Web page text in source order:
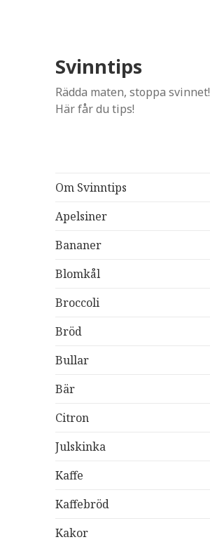
Svinntips
Rädda maten, stoppa svinnet!
Här får du tips!
Om Svinntips
Apelsiner
Bananer
Blomkål
Broccoli
Bröd
Bullar
Bär
Citron
Julskinka
Kaffe
Kaffebröd
Kakor